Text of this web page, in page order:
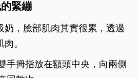
緊繃
奶，臉部肌肉其實很累，透過
。
手拇指放在額頭中央，向兩側